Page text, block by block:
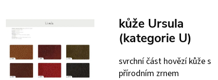
kůže Ursula
(kategorie U)
svrchní část hovězí kůže s
přírodním zrnem